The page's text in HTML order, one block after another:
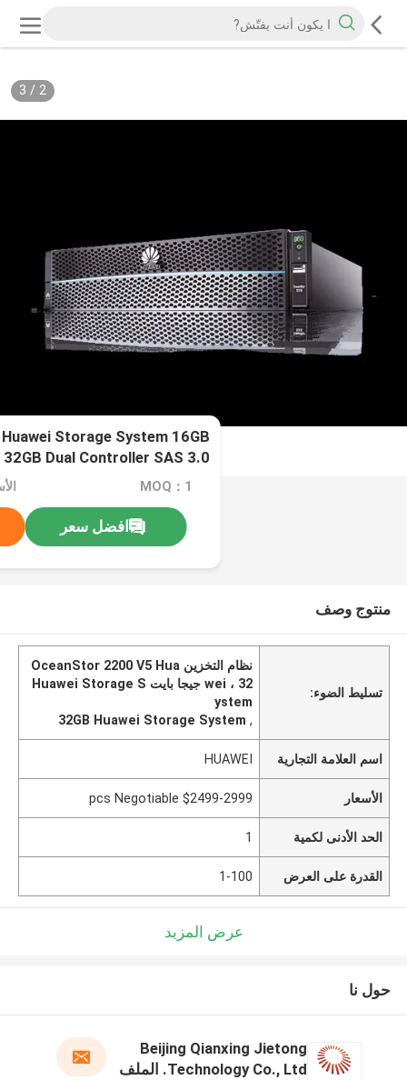
2
/
3
Storage System 16GB
32GB Dual Controller SAS 3.0
MOQ：1
افضل سعر
منتوج وصف
تسليط الضوء:
نظام التخزين OceanStor 2200 V5 Hua
wei ، 32 جيجا بايت Huawei Storage S
ystem
,
32GB Huawei Storage System
اسم العلامة التجارية HUAWEI
الأسعار $2499-2999 pcs Negotiable
الحد الأدنى لكمية 1
القدرة على العرض 1-100
عرض المزيد
حول نا
Beijing Qianxing Jietong
Technology Co., Ltd. الملف